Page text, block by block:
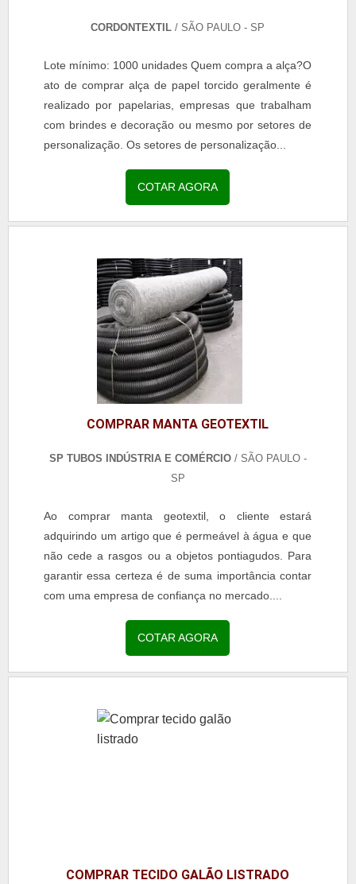
CORDONTEXTIL/ SÃO PAULO - SP
Lote mínimo: 1000 unidades Quem compra a alça?O
ato de comprar alça de papel torcido geralmente é
realizado por papelarias, empresas que trabalham
com brindes e decoração ou mesmo por setores de
personalização. Os setores de personalização...
COTAR AGORA
COMPRAR MANTA GEOTEXTIL
SP TUBOS INDÚSTRIA E COMÉRCIO / SÃO PAULO -
SP
Ao comprar manta geotextil, o cliente estará
adquirindo um artigo que é permeável à água e que
não cede a rasgos ou a objetos pontiagudos. Para
garantir essa certeza é de suma importância contar
com uma empresa de confiança no mercado....
COTAR AGORA
COMPRAR TECIDO GALÃO LISTRADO